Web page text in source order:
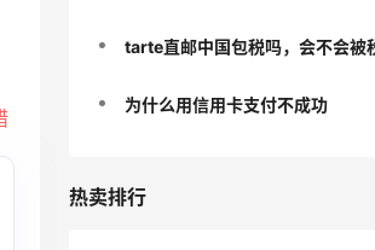
tarte直邮中国包税吗，会不会被
为什么用信用卡支付不成功
热卖排行